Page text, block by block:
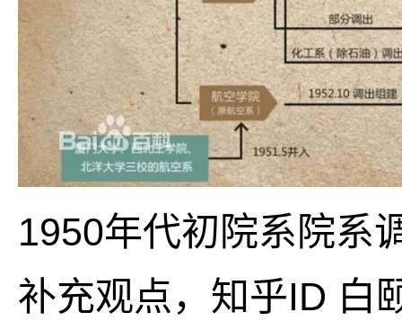
1950年代初院系院系
补充观点，知乎ID 白